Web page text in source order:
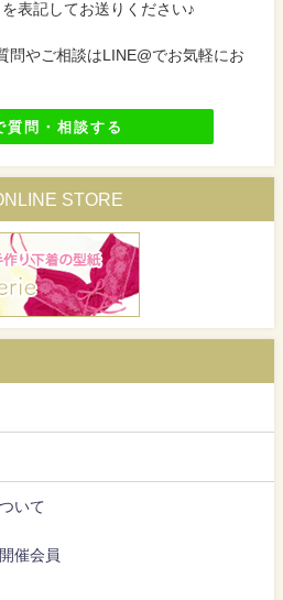
表記してお送りください♪
問やご相談はLINE@でお気軽にお
質問・相談する
STORE
いて
催会員